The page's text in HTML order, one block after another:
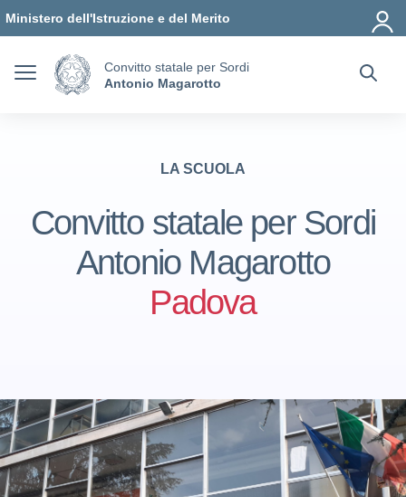
Ministero dell'Istruzione e del Merito
Convitto statale per Sordi
Antonio Magarotto
LA SCUOLA
Convitto statale per Sordi
Antonio Magarotto
Padova